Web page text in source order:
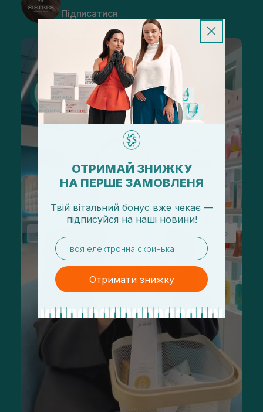
Підписатися
ОТРИМАЙ ЗНИЖКУ
НА ПЕРШЕ ЗАМОВЛЕНЯ
Твій вітальний бонус вже чекає —
підписуйся на наші новини!
email
Отримати знижку